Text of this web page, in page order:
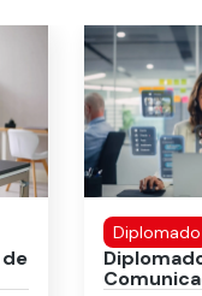
Diplomado